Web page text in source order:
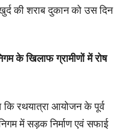
की शराब दुकान को उस दिन
के खिलाफ ग्रामीणों में रोष
कि रथयात्रा आयोजन के पूर्व
में सड़क निर्माण एवं सफाई